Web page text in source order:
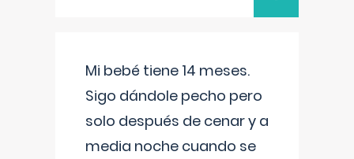
Mi bebé tiene 14 meses.
Sigo dándole pecho pero
solo después de cenar y a
media noche cuando se